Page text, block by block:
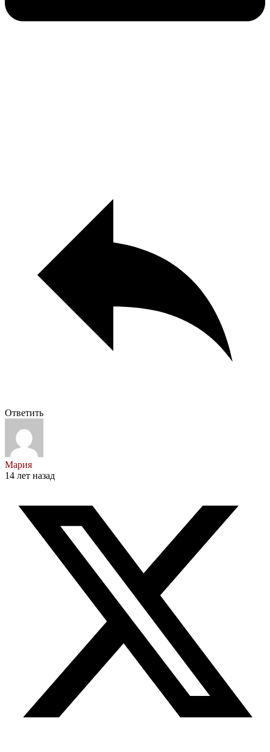
Ответить
Мария
14 лет назад